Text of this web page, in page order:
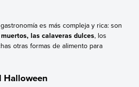
es más compleja y rica: son
las calaveras dulces, los
otras formas de alimento para
Halloween